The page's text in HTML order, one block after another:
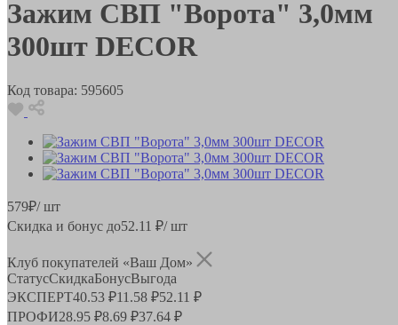
Зажим СВП "Ворота" 3,0мм
300шт DECOR
Код товара: 595605
579₽/ шт
Скидка и бонус до52.11 ₽/ шт
Клуб покупателей «Ваш Дом»
СтатусСкидкаБонусВыгода
ЭКСПЕРТ40.53 ₽11.58 ₽52.11 ₽
ПРОФИ28.95 ₽8.69 ₽37.64 ₽